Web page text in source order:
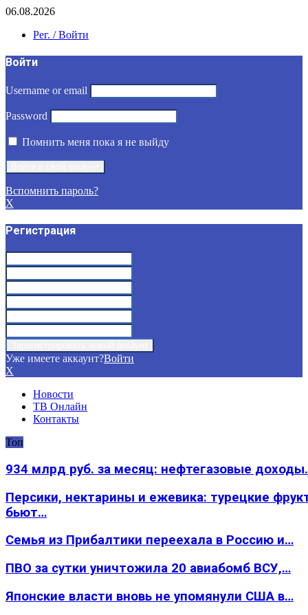
06.08.2026
Рег. / Войти
Войти
Username or email
Password
Помнить меня пока я не выйду
Вспомнить пароль?
X
Регистрация
Уже имеете аккаунт?Войти
X
Новости
ТВ Онлайн
Контакты
Топ
934 млрд руб. за месяц: нефтегазовые
Персики, нектарины и ежевика: турецкие
бьют…
Семья из Прибалтики переехала в Россию и…
ПВО за сутки уничтожила 20 авиабомб ВСУ,…
Японские власти вновь не упомянули США в…